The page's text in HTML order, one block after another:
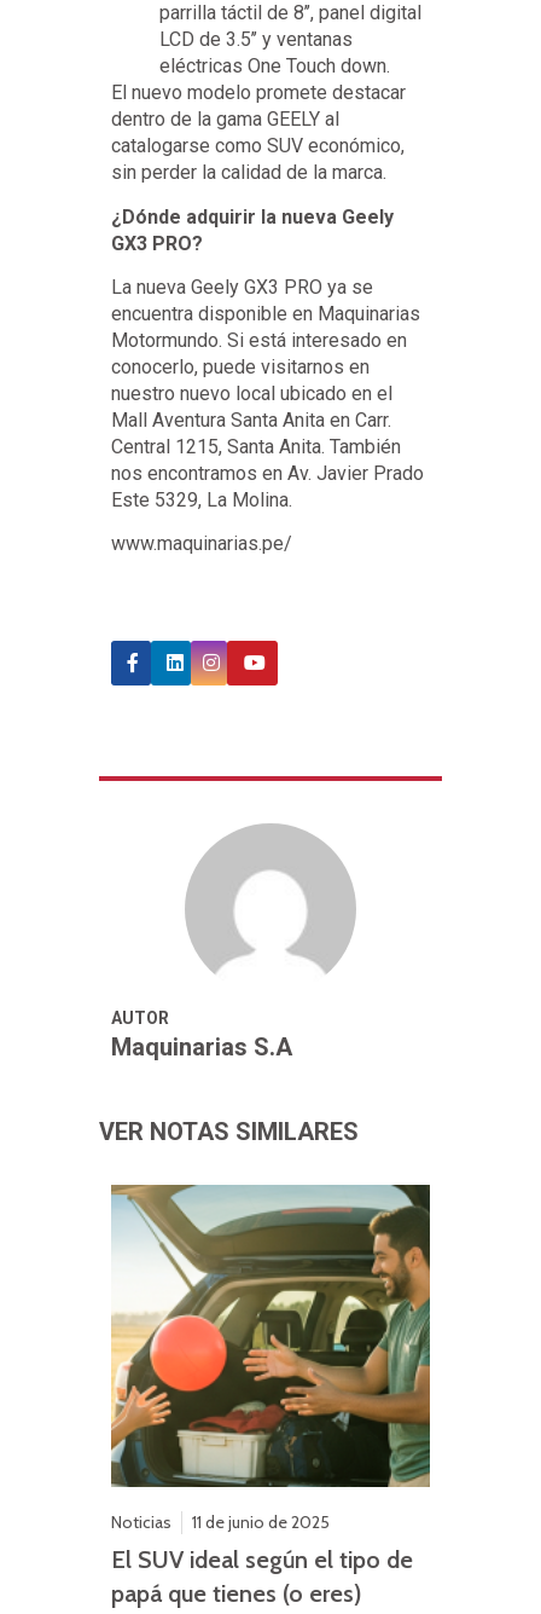
parrilla táctil de 8’’, panel digital
LCD de 3.5’’ y ventanas
eléctricas One Touch down.
El nuevo modelo promete destacar
dentro de la gama GEELY al
catalogarse como SUV económico,
sin perder la calidad de la marca.
¿Dónde adquirir la nueva Geely
GX3 PRO?
La nueva Geely GX3 PRO ya se
encuentra disponible en Maquinarias
Motormundo. Si está interesado en
conocerlo, puede visitarnos en
nuestro nuevo local ubicado en el
Mall Aventura Santa Anita en Carr.
Central 1215, Santa Anita. También
nos encontramos en Av. Javier Prado
Este 5329, La Molina.
www.maquinarias.pe/
AUTOR
Maquinarias S.A
VER NOTAS SIMILARES
Noticias 11 de junio de 2025
El SUV ideal según el tipo de
papá que tienes (o eres)